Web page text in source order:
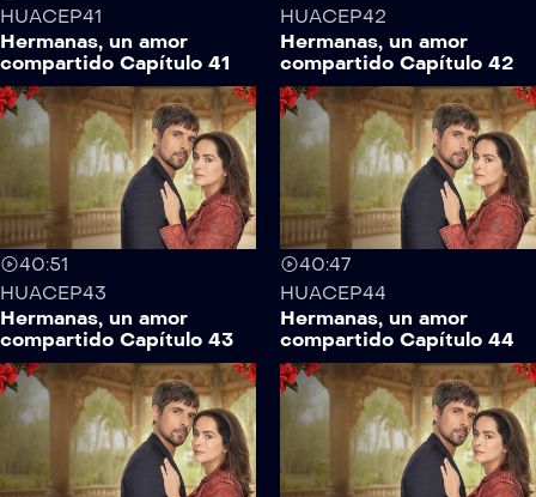
HUACEP41
Hermanas, un amor
compartido Capítulo 41
HUACEP42
Hermanas, un amor
compartido Capítulo 42
40:51
HUACEP43
Hermanas, un amor
compartido Capítulo 43
40:47
HUACEP44
Hermanas, un amor
compartido Capítulo 44